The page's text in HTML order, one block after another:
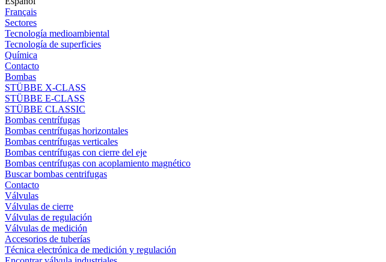
Français
Sectores
Tecnología medioambiental
Tecnología de superficies
Química
Contacto
Bombas
STÜBBE X-CLASS
STÜBBE E-CLASS
STÜBBE CLASSIC
Bombas centrífugas
Bombas centrífugas horizontales
Bombas centrífugas verticales
Bombas centrífugas con cierre del eje
Bombas centrífugas con acoplamiento magnético
Buscar bombas centrifugas
Contacto
Válvulas
Válvulas de cierre
Válvulas de regulación
Válvulas de medición
Accesorios de tuberías
Técnica electrónica de medición y regulación